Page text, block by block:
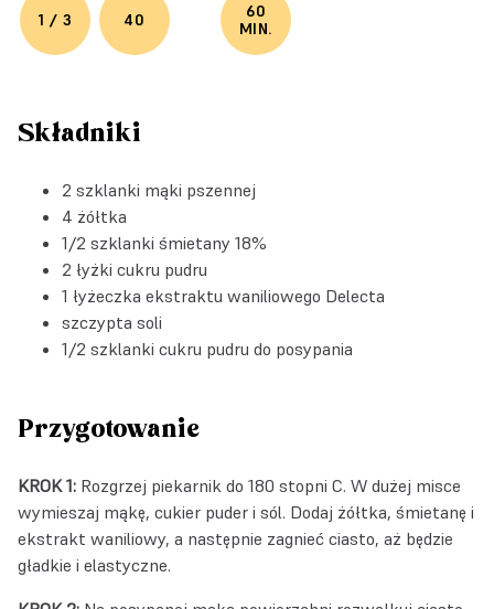
1 / 3 40
60
MIN.
Składniki
2 szklanki mąki pszennej
4 żółtka
1/2 szklanki śmietany 18%
2 łyżki cukru pudru
1 łyżeczka ekstraktu waniliowego Delecta
szczypta soli
1/2 szklanki cukru pudru do posypania
Przygotowanie
KROK 1: Rozgrzej piekarnik do 180 stopni C. W dużej misce
wymieszaj mąkę, cukier puder i sól. Dodaj żółtka, śmietanę i
ekstrakt waniliowy, a następnie zagnieć ciasto, aż będzie
gładkie i elastyczne.